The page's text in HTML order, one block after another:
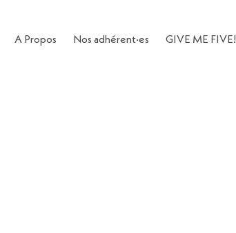
A Propos Nos adhérent·es GIVE ME FIVE!